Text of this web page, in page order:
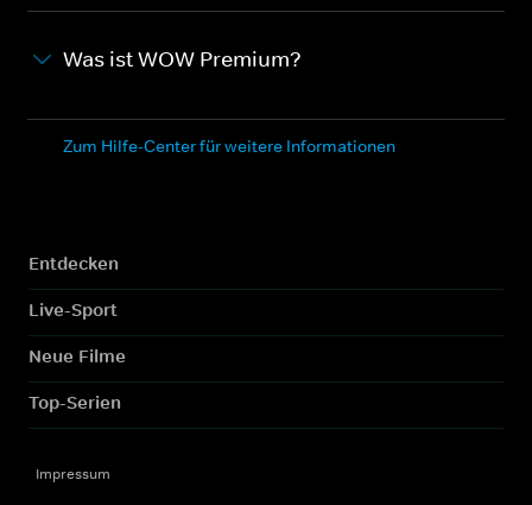
Was ist WOW Premium?
Zum Hilfe-Center für weitere Informationen
Entdecken
Live-Sport
Neue Filme
Top-Serien
Impressum